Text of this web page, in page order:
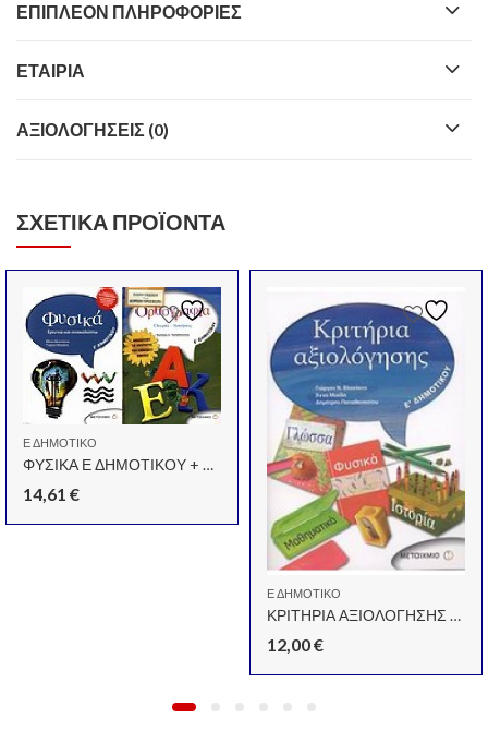
ΕΠΙΠΛΈΟΝ ΠΛΗΡΟΦΟΡΊΕΣ
ΕΤΑΙΡΊΑ
ΑΞΙΟΛΟΓΉΣΕΙΣ (0)
ΣΧΕΤΙΚΆ ΠΡΟΪΌΝΤΑ
Ε ΔΗΜΟΤΙΚΟ
ΦΥΣΙΚΑ Ε ΔΗΜΟΤΙΚΟΥ + ΟΡΘΟΓΡΑΦΙΑ
14,61 €
Ε ΔΗΜΟΤΙΚΟ
ΚΡΙΤΗΡΙΑ ΑΞΙΟΛΟΓΗΣΗΣ Ε ΔΗΜΟΤΙΚΟΥ
12,00€